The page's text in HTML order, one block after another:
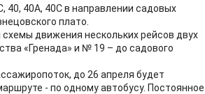
40А, 40С в направлении садовых
плато.
движения нескольких рейсов двух
«Гренада» и № 19 – до садового
до 26 апреля будет
- по одному автобусу. Постоянное